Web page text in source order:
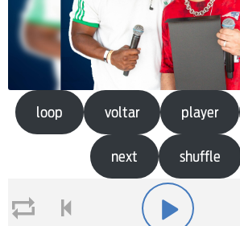
loop voltar player
next shuffle